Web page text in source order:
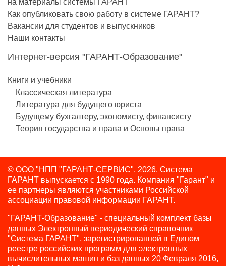
на материалы системы ГАРАНТ
Как опубликовать свою работу в системе ГАРАНТ?
Вакансии для студентов и выпускников
Наши контакты
Интернет-версия "ГАРАНТ-Образование"
Книги и учебники
Классическая литература
Литература для будущего юриста
Будущему бухгалтеру, экономисту, финансисту
Теория государства и права и Основы права
© ООО "НПП "ГАРАНТ-СЕРВИС", 2026. Система
ГАРАНТ выпускается с 1990 года. Компания "Гарант" и
ее партнеры являются участниками Российской
ассоциации правовой информации ГАРАНТ.
"ГАРАНТ-Образование" - специальный комплект базы
данных Электронный периодический справочник
"Система ГАРАНТ", зарегистрированной в Едином
реестре российских программ для электронных
вычислительных машин и баз данных 20 Февраля 2016,